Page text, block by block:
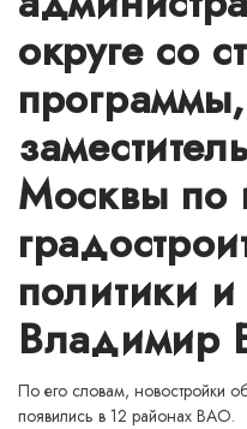
округе со
Москвы по
политики и
Владимир
По его словам, новостройки
появились в 12 районах ВАО.